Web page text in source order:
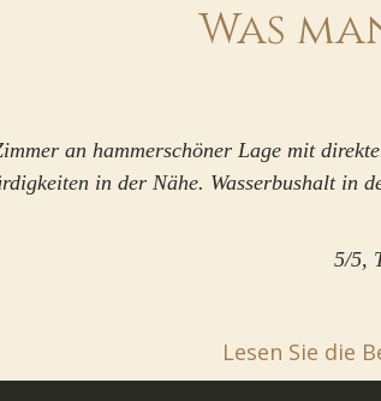
Was
an hammerschöner Lage mit
in der Nähe. Wasserbushalt in
5/5,
Lesen Sie die